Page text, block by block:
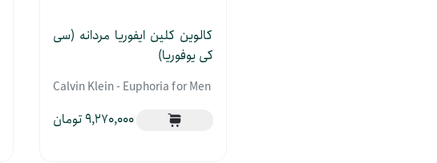
کالوین کلین ایفوریا مردانه (سی
کی یوفوریا)
Calvin Klein - Euphoria for Men
9,270,000